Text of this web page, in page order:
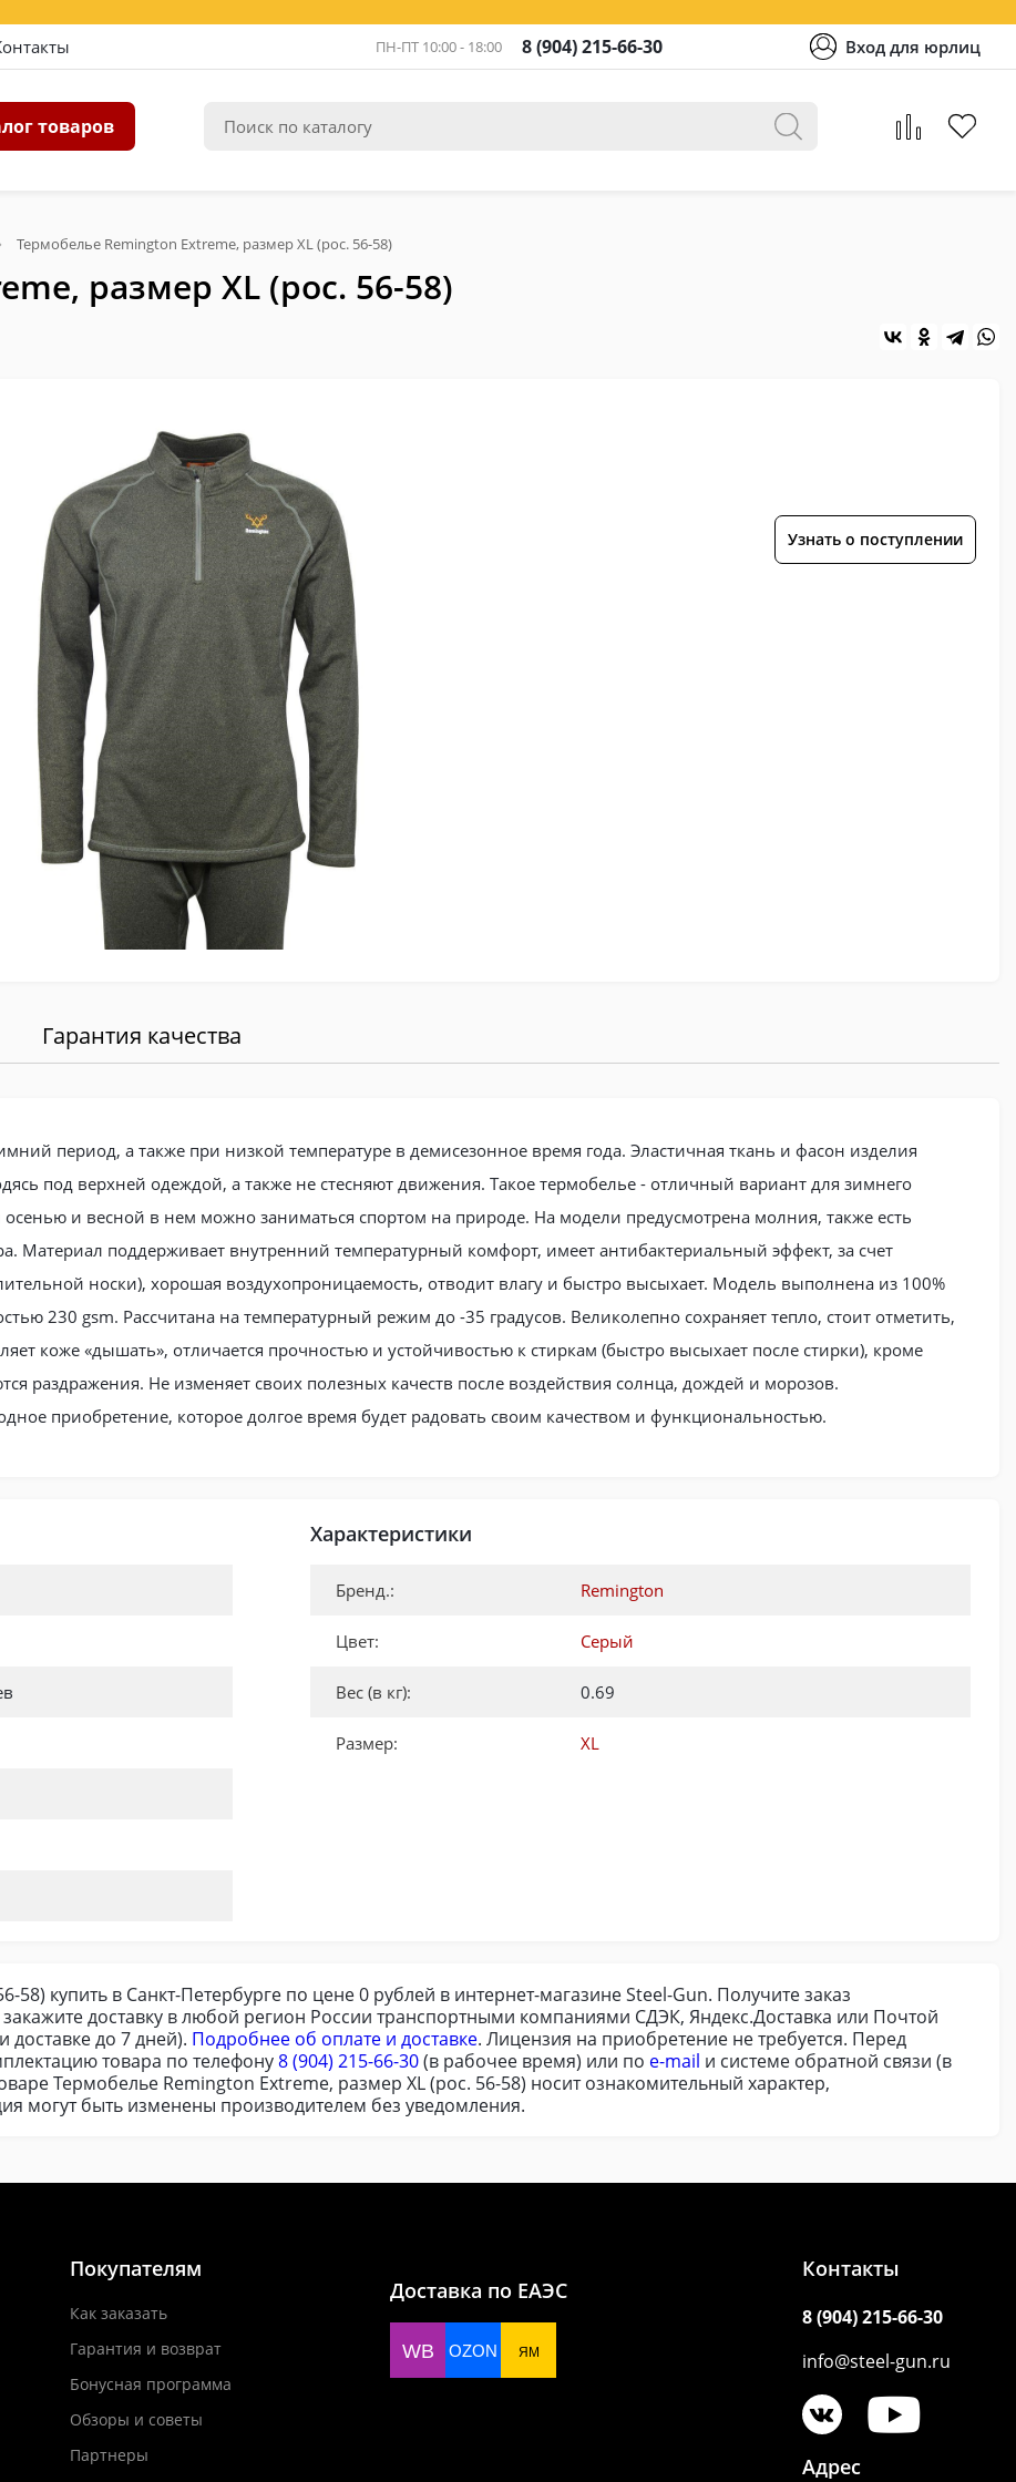
ПН-ПТ 10:00 - 18:00 8 (904) 215-66-30 Вход для юрлиц
товаров
Термобелье Remington Extreme, размер XL (рос. 56-58)
размер XL (рос. 56-58)
Узнать о поступлении
Гарантия качества
период, а также при низкой температуре в демисезонное время года. Эластичная ткань и фасон изделия
под верхней одеждой, а также не стесняют движения. Такое термобелье - отличный вариант для зимнего
и весной в нем можно заниматься спортом на природе. На модели предусмотрена молния, также есть
Материал поддерживает внутренний температурный комфорт, имеет антибактериальный эффект, за счет
носки), хорошая воздухопроницаемость, отводит влагу и быстро высыхает. Модель выполнена из 100%
230 gsm. Рассчитана на температурный режим до -35 градусов. Великолепно сохраняет тепло, стоит отметить,
коже «дышать», отличается прочностью и устойчивостью к стиркам (быстро высыхает после стирки), кроме
раздражения. Не изменяет своих полезных качеств после воздействия солнца, дождей и морозов.
приобретение, которое долгое время будет радовать своим качеством и функциональностью.
Характеристики
Бренд.: Remington
Цвет: Серый
Вес (в кг): 0.69
Размер: XL
купить в Санкт-Петербурге по цене 0 рублей в интернет-магазине Steel-Gun. Получите заказ
доставку в любой регион России транспортными компаниями СДЭК, Яндекс.Доставка или Почтой
до 7 дней). Подробнее об оплате и доставке. Лицензия на приобретение не требуется. Перед
товара по телефону8 (904) 215-66-30(в рабочее время) или по e-mail и системе обратной связи (в
Термобелье Remington Extreme, размер XL (рос. 56-58) носит ознакомительный характер,
могут быть изменены производителем без уведомления.
Покупателям
Как заказать
Гарантия и возврат
Бонусная программа
Обзоры и советы
Партнеры
Доставка по ЕАЭС
WB OZON ЯМ
Контакты
8 (904) 215-66-30
info@steel-gun.ru
Адрес